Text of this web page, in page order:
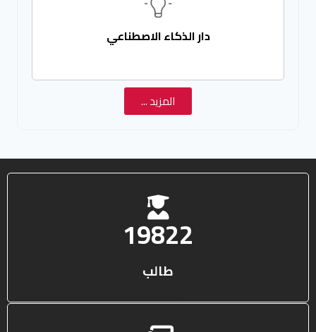
دار الذكاء الاصطناعي
المزيد ...
25578
طالب